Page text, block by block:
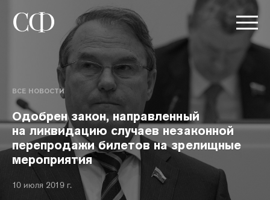
ВСЕ НОВОСТИ
Одобрен закон, направленный
на ликвидацию случаев незаконной
перепродажи билетов на зрелищные
мероприятия
10 июля 2019 г.